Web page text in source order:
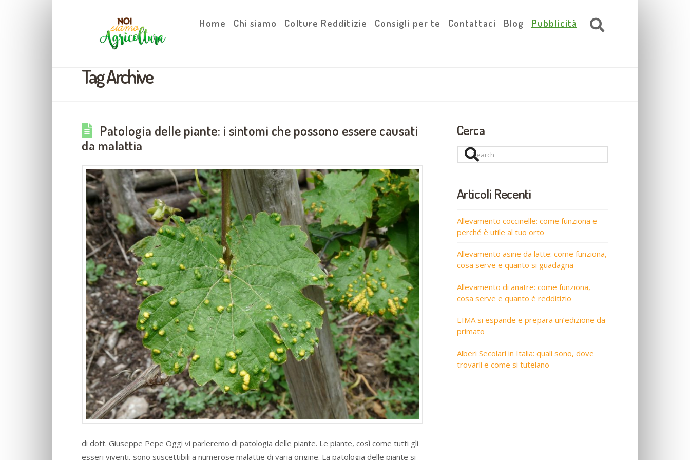
Home Chi siamo Colture Redditizie Consigli per te Contattaci Blog Pubblicità
Tag Archive
Patologia delle piante: i sintomi che possono essere causati
da malattia
di dott. Giuseppe Pepe Oggi vi parleremo di patologia delle piante. Le piante, così come tutti gli
esseri viventi, sono suscettibili a numerose malattie di varia origine. La patologia delle piante si
Cerca
Search
Articoli Recenti
Allevamento coccinelle: come funziona e
perché è utile al tuo orto
Allevamento asine da latte: come funziona,
cosa serve e quanto si guadagna
Allevamento di anatre: come funziona,
cosa serve e quanto è redditizio
EIMA si espande e prepara un’edizione da
primato
Alberi Secolari in Italia: quali sono, dove
trovarli e come si tutelano